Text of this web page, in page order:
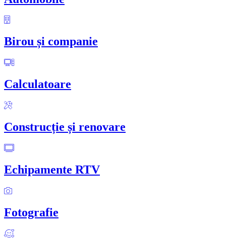
Birou și companie
Calculatoare
Construcție și renovare
Echipamente RTV
Fotografie